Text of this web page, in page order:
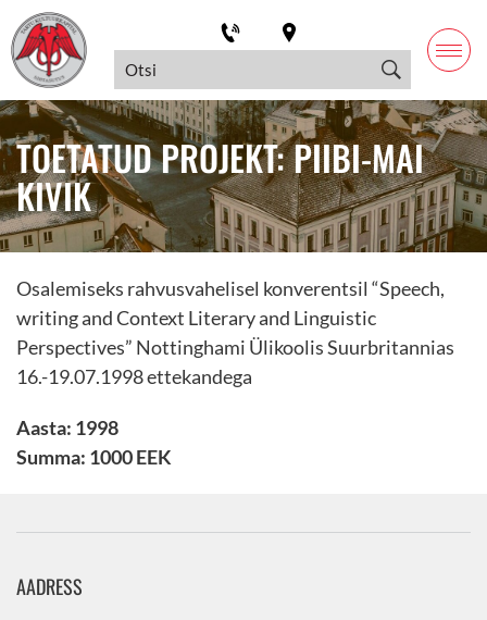
TOETATUD PROJEKT: PIIBI-MAI
KIVIK
Osalemiseks rahvusvahelisel konverentsil “Speech,
writing and Context Literary and Linguistic
Perspectives” Nottinghami Ülikoolis Suurbritannias
16.-19.07.1998 ettekandega
Aasta: 1998
Summa: 1000 EEK
AADRESS